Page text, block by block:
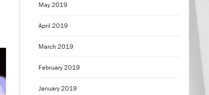
May 2019
April 2019
March 2019
February 2019
January 2019